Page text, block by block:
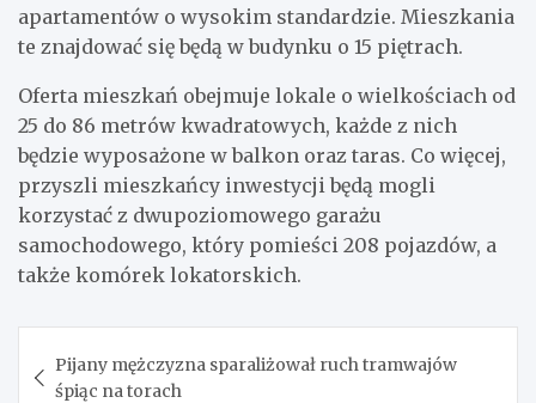
apartamentów o wysokim standardzie. Mieszkania
te znajdować się będą w budynku o 15 piętrach.
Oferta mieszkań obejmuje lokale o wielkościach od
25 do 86 metrów kwadratowych, każde z nich
będzie wyposażone w balkon oraz taras. Co więcej,
przyszli mieszkańcy inwestycji będą mogli
korzystać z dwupoziomowego garażu
samochodowego, który pomieści 208 pojazdów, a
także komórek lokatorskich.
wpisu
Pijany mężczyzna sparaliżował ruch tramwajów
śpiąc na torach